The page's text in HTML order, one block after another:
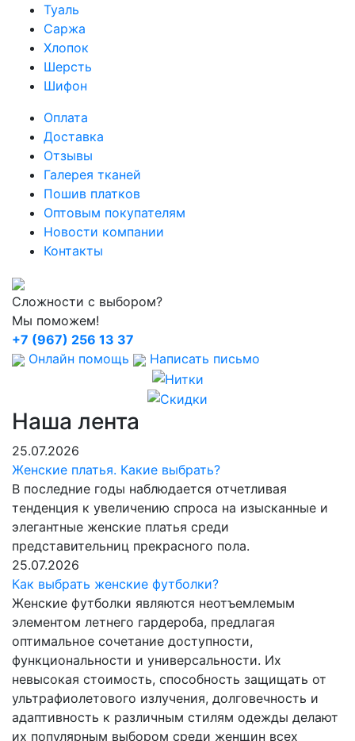
Туаль
Саржа
Хлопок
Шерсть
Шифон
Оплата
Доставка
Отзывы
Галерея тканей
Пошив платков
Оптовым покупателям
Новости компании
Контакты
Сложности с выбором?
Мы поможем!
+7 (967) 256 13 37
Онлайн помощь
Написать письмо
Наша лента
25.07.2026
Женские платья. Какие выбрать?
В последние годы наблюдается отчетливая
тенденция к увеличению спроса на изысканные и
элегантные женские платья среди
представительниц прекрасного пола.
25.07.2026
Как выбрать женские футболки?
Женские футболки являются неотъемлемым
элементом летнего гардероба, предлагая
оптимальное сочетание доступности,
функциональности и универсальности. Их
невысокая стоимость, способность защищать от
ультрафиолетового излучения, долговечность и
адаптивность к различным стилям одежды делают
их популярным выбором среди женщин всех